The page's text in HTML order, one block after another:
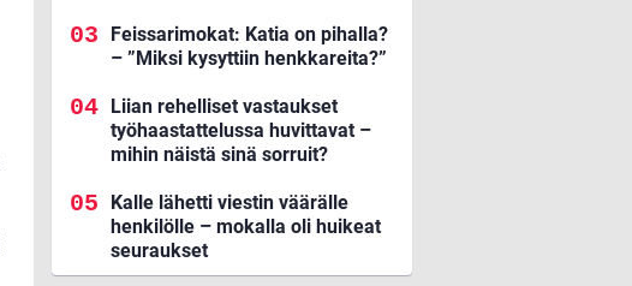
Feissarimokat: Katia on pihalla?
– ”Miksi kysyttiin henkkareita?”
Liian rehelliset vastaukset
työhaastattelussa huvittavat –
mihin näistä sinä sorruit?
Kalle lähetti viestin väärälle
henkilölle – mokalla oli huikeat
seuraukset